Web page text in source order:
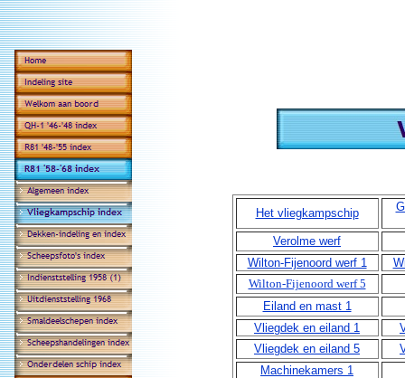
Het vliegkampschip
Verolme werf
Wilton-Fijenoord werf 1
Wilton-Fijenoord werf 5
Eiland en mast 1
Vliegdek en eiland 1
Vliegdek en eiland 5
Machinekamers 1